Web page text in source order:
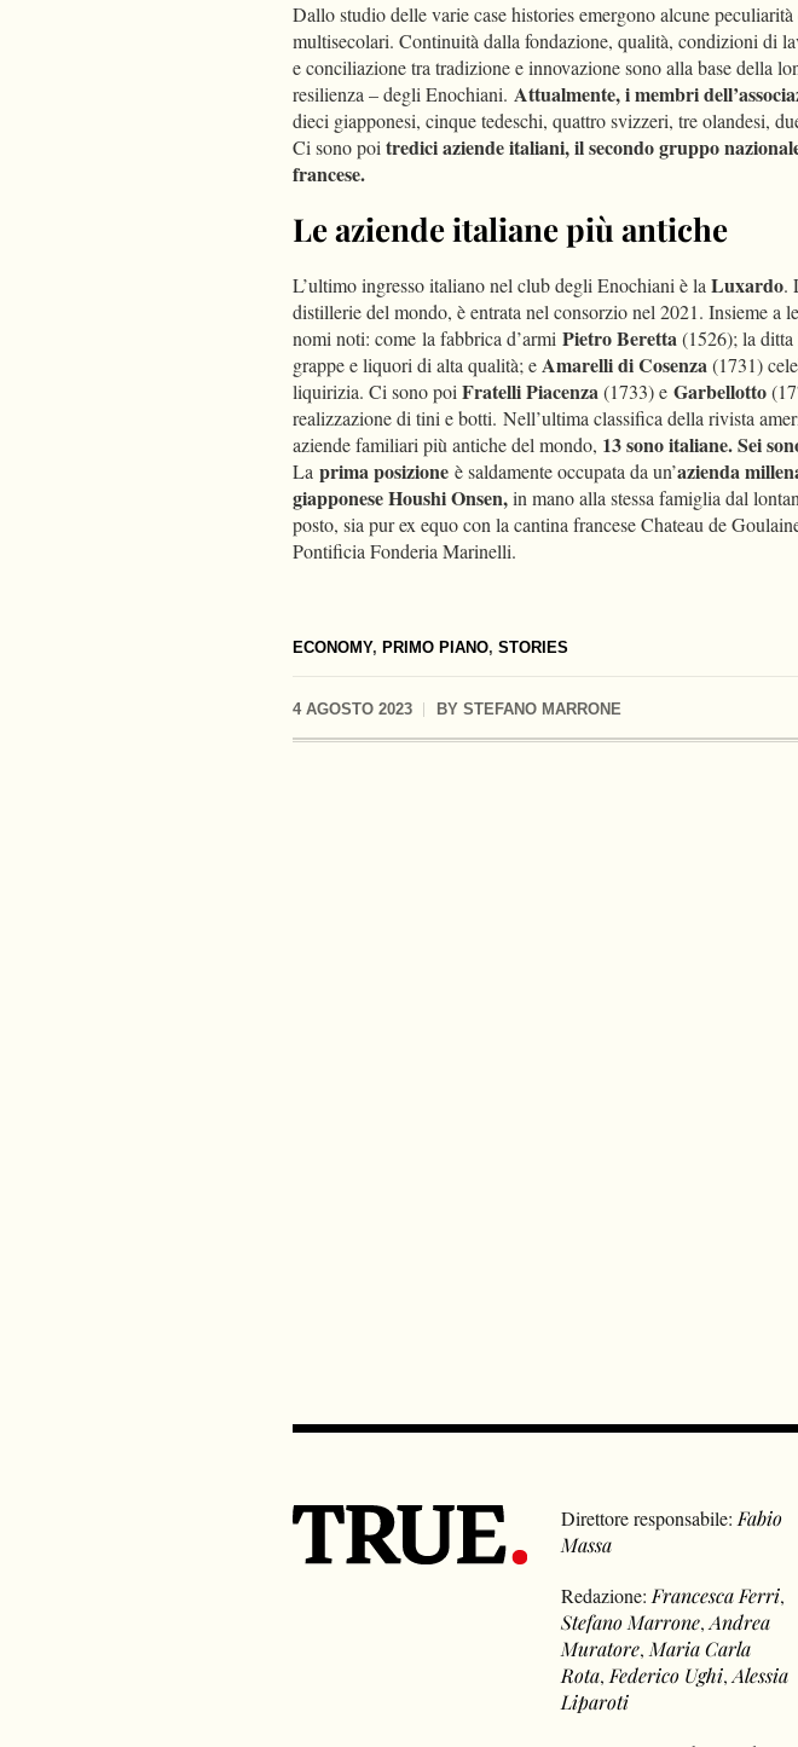
ECONOMY, PRIMO PIANO, STORIES
4 AGOSTO 2023 BY STEFANO MARRONE
Dallo studio delle varie case histories emergono alcune
multisecolari. Continuità dalla fondazione, qualità, condizioni di
e conciliazione tra tradizione e innovazione sono alla base della
resilienza – degli Enochiani. Attualmente, i membri
dieci giapponesi, cinque tedeschi, quattro svizzeri, tre olandesi,
Ci sono poitredici aziende italiani, il secondo gruppo
francese.
Le aziende italiane più antiche
L’ultimo ingresso italiano nel club degli Enochiani è laLuxardo.
distillerie del mondo, è entrata nel consorzio nel 2021. Insieme a
nomi noti: come la fabbrica d’armi Pietro Beretta(1526); la ditta
grappe e liquori di alta qualità; eAmarelli di Cosenza(1731)
liquirizia. Ci sono poiFratelli Piacenza(1733) e Garbellotto
realizzazione di tini e botti. Nell’ultima classifica della rivista
aziende familiari più antiche del mondo, 13 sono italiane. Sei
La prima posizione è saldamente occupata da un’azienda
giapponese Houshi Onsen,in mano alla stessa famiglia dal
posto, sia pur ex equo con la cantina francese Chateau de
Pontificia Fonderia Marinelli.
Direttore responsabile: Fabio
Massa
Redazione: Francesca Ferri,
Stefano Marrone,Andrea
Muratore, Maria Carla
Rota, Federico Ughi,Alessia
Liparoti